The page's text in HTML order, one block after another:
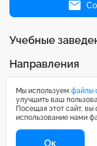
Учебные
Направления
Рейтинги
Публикации
Центр
Мы используем файлы
улучшить ваш
Посещая этот сайт, вы
использование нами
Ок